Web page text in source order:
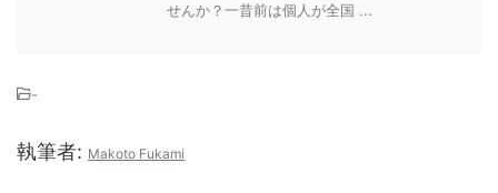
せんか？一昔前は個人が全国 ...
-
執筆者: Makoto Fukami